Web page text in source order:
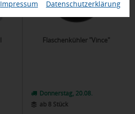
Impressum Datenschutzerklärung
Flaschenkühler "Vince"
Donnerstag, 20.08.
ab 8 Stück